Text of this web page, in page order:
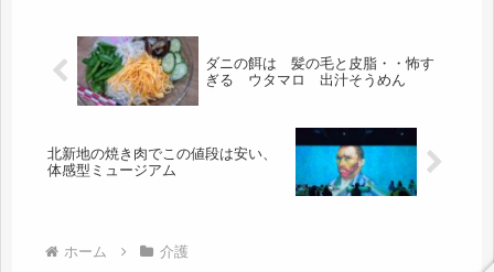
ダニの餌は 髪の毛と皮脂・・怖す
ぎる ウタマロ 出汁そうめん
北新地の焼き肉でこの値段は安い、
体感型ミュージアム
ホーム 介護